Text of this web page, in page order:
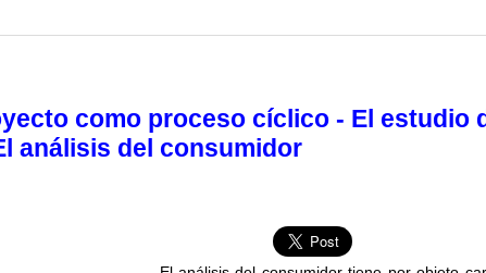
como proceso cíclico - El estudio
análisis del consumidor